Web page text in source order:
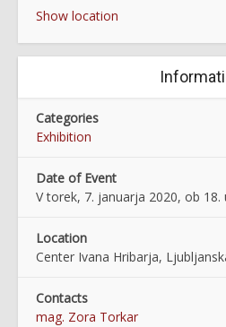
Show location
Categories
Exhibition
Date of Event
V torek, 7. januarja 2020, ob 18.
Location
Center Ivana Hribarja,
Contacts
mag. Zora Torkar